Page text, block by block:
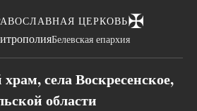
ЦЕРКОВЬ✠
Белевская епархия
села Воскресенское,
области